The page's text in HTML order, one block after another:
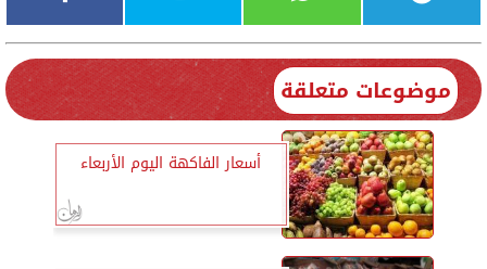
موضوعات متعلقة
أسعار الفاكهة اليوم الأربعاء